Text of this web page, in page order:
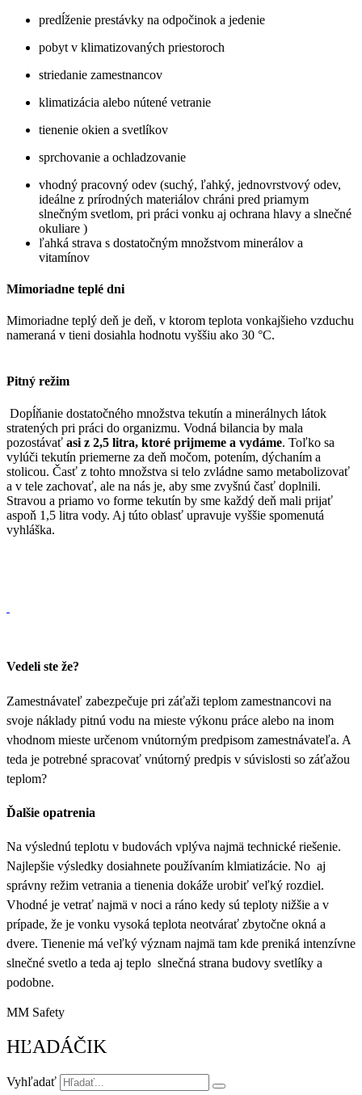
predĺženie prestávky na odpočinok a jedenie
pobyt v klimatizovaných priestoroch
striedanie zamestnancov
klimatizácia alebo nútené vetranie
tienenie okien a svetlíkov
sprchovanie a ochladzovanie
vhodný pracovný odev (suchý, ľahký, jednovrstvový odev,
ideálne z prírodných materiálov chráni pred priamym
slnečným svetlom, pri práci vonku aj ochrana hlavy a slnečné
okuliare )
ľahká strava s dostatočným množstvom minerálov a
vitamínov
Mimoriadne teplé dni
Mimoriadne teplý deň je deň, v ktorom teplota vonkajšieho vzduchu
nameraná v tieni dosiahla hodnotu vyššiu ako 30 °C.
Pitný režim
Dopĺňanie dostatočného množstva tekutín a minerálnych látok
stratených pri práci do organizmu. Vodná bilancia by mala
pozostávať asi z 2,5 litra, ktoré prijmeme a vydáme. Toľko sa
vylúči tekutín priemerne za deň močom, potením, dýchaním a
stolicou. Časť z tohto množstva si telo zvládne samo metabolizovať
a v tele zachovať, ale na nás je, aby sme zvyšnú časť doplnili.
Stravou a priamo vo forme tekutín by sme každý deň mali prijať
aspoň 1,5 litra vody. Aj túto oblasť upravuje vyššie spomenutá
vyhláška.
Vedeli ste že?
Zamestnávateľ zabezpečuje pri záťaži teplom zamestnancovi na
svoje náklady pitnú vodu na mieste výkonu práce alebo na inom
vhodnom mieste určenom vnútorným predpisom zamestnávateľa. A
teda je potrebné spracovať vnútorný predpis v súvislosti so záťažou
teplom?
Ďalšie opatrenia
Na výslednú teplotu v budovách vplýva najmä technické riešenie.
Najlepšie výsledky dosiahnete používaním klmiatizácie. No aj
správny režim vetrania a tienenia dokáže urobiť veľký rozdiel.
Vhodné je vetrať najmä v noci a ráno kedy sú teploty nižšie a v
prípade, že je vonku vysoká teplota neotvárať zbytočne okná a
dvere. Tienenie má veľký význam najmä tam kde preniká intenzívne
slnečné svetlo a teda aj teplo slnečná strana budovy svetlíky a
podobne.
MM Safety
HĽADÁČIK
Vyhľadať